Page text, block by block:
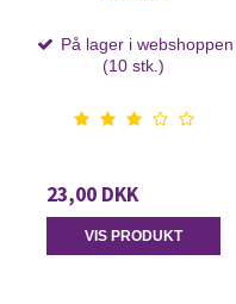
På lager i webshoppen
(10 stk.)
23,00 DKK
VIS PRODUKT